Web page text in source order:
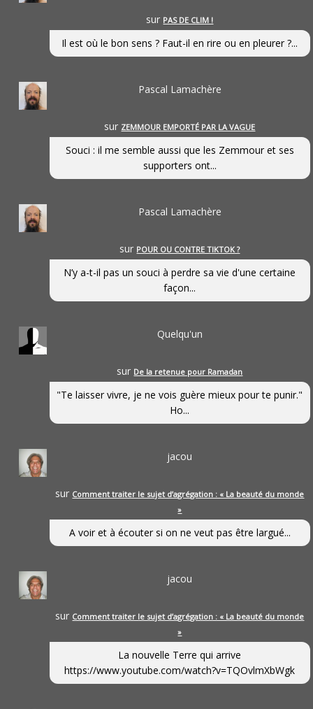
sur PAS DE CLIM !
Il est où le bon sens ? Faut-il en rire ou en pleurer ?...
Pascal Lamachère
sur ZEMMOUR EMPORTÉ PAR LA VAGUE
Souci : il me semble aussi que les Zemmour et ses
supporters ont...
Pascal Lamachère
sur POUR OU CONTRE TIKTOK ?
N’y a-t-il pas un souci à perdre sa vie d'une certaine
façon...
Quelqu'un
sur De la retenue pour Ramadan
"Te laisser vivre, je ne vois guère mieux pour te punir."
Ho...
jacou
sur Comment traiter le sujet d’agrégation : « La beauté du monde
»
A voir et à écouter si on ne veut pas être largué...
jacou
sur Comment traiter le sujet d’agrégation : « La beauté du monde
»
La nouvelle Terre qui arrive
https://www.youtube.com/watch?v=TQOvlmXbWgk